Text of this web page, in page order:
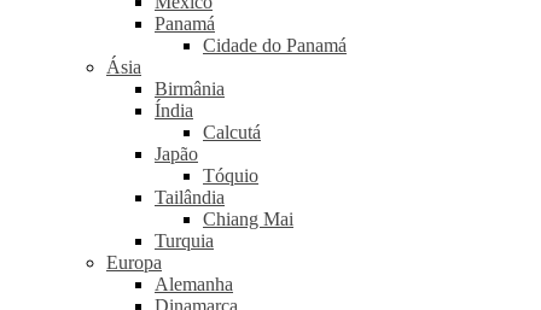
Panamá
Cidade do Panamá
Ásia
Birmânia
Índia
Calcutá
Japão
Tóquio
Tailândia
Chiang Mai
Turquia
Europa
Alemanha
Dinamarca